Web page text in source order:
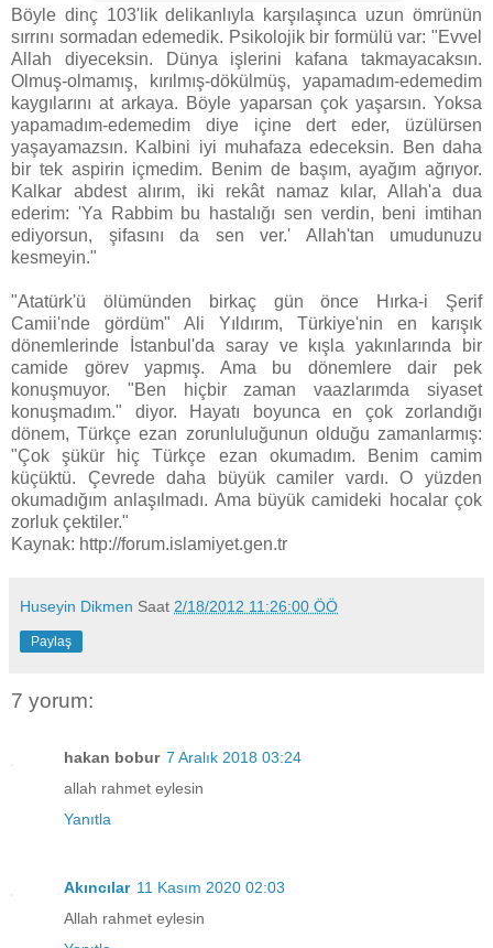
Böyle dinç 103'lik delikanlıyla karşılaşınca uzun ömrünün
sırrını sormadan edemedik. Psikolojik bir formülü var: "Evvel
Allah diyeceksin. Dünya işlerini kafana takmayacaksın.
Olmuş-olmamış, kırılmış-dökülmüş, yapamadım-edemedim
kaygılarını at arkaya. Böyle yaparsan çok yaşarsın. Yoksa
yapamadım-edemedim diye içine dert eder, üzülürsen
yaşayamazsın. Kalbini iyi muhafaza edeceksin. Ben daha
bir tek aspirin içmedim. Benim de başım, ayağım ağrıyor.
Kalkar abdest alırım, iki rekât namaz kılar, Allah'a dua
ederim: 'Ya Rabbim bu hastalığı sen verdin, beni imtihan
ediyorsun, şifasını da sen ver.' Allah'tan umudunuzu
kesmeyin."
"Atatürk'ü ölümünden birkaç gün önce Hırka-i Şerif
Camii'nde gördüm" Ali Yıldırım, Türkiye'nin en karışık
dönemlerinde İstanbul'da saray ve kışla yakınlarında bir
camide görev yapmış. Ama bu dönemlere dair pek
konuşmuyor. "Ben hiçbir zaman vaazlarımda siyaset
konuşmadım." diyor. Hayatı boyunca en çok zorlandığı
dönem, Türkçe ezan zorunluluğunun olduğu zamanlarmış:
"Çok şükür hiç Türkçe ezan okumadım. Benim camim
küçüktü. Çevrede daha büyük camiler vardı. O yüzden
okumadığım anlaşılmadı. Ama büyük camideki hocalar çok
zorluk çektiler."
Kaynak: http://forum.islamiyet.gen.tr
Huseyin Dikmen Saat 2/18/2012 11:26:00 ÖÖ
Paylaş
7 yorum:
hakan bobur 7 Aralık 2018 03:24
allah rahmet eylesin
Yanıtla
Akıncılar 11 Kasım 2020 02:03
Allah rahmet eylesin